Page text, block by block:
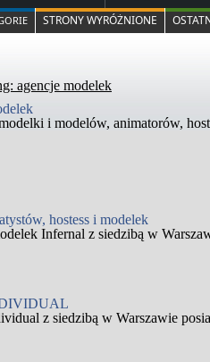
STRONY WYRÓŻNIONE
agencje modelek
i modelów, animatorów,
hostess i modelek
Infernal z siedzibą w
z siedzibą w Warszawie